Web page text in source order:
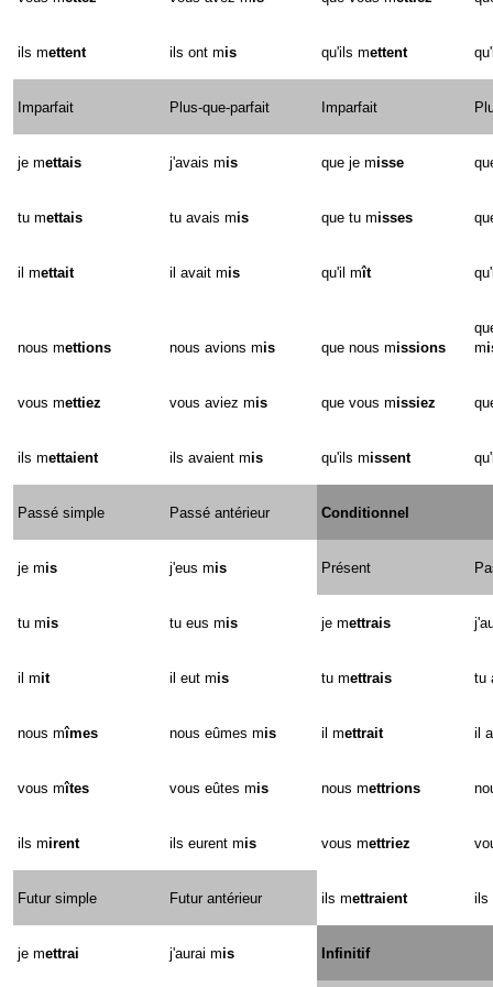
ils mettent ils ont mis qu'ils mettent
Imparfait Plus-que-parfait Imparfait
je mettais j'avais mis que je misse
tu mettais tu avais mis que tu misses
il mettait il avait mis qu'il mît
nous mettions nous avions mis que nous missions
m
vous mettiez vous aviez mis que vous missiez
ils mettaient ils avaient mis qu'ils missent
Passé simple Passé antérieur Conditionnel
je mis j'eus mis Présent
tu mis tu eus mis je mettrais
il mit il eut mis tu mettrais tu
nous mîmes nous eûmes mis il mettrait il
vous mîtes vous eûtes mis nous mettrions
ils mirent ils eurent mis vous mettriez
Futur simple Futur antérieur ils mettraient ils
je mettrai j'aurai mis Infinitif